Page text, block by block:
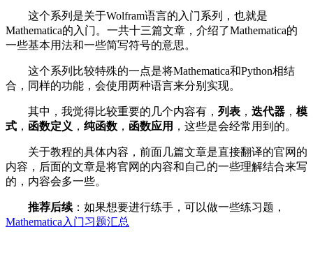
这个系列是关于Wolfram语言的入门系列，也就是
Mathematica的入门。一共十三篇文章，介绍了Mathematica的
一些基本用法和一些简写符号的意思。
这个系列比较特殊的一点是将Mathematica和Python相结
合，同样的功能，会使用两种语言来分别实现。
其中，我觉得比较重要的几个内容有， 列表 ， 迭代器 ， 模
式 ， 函数定义 ， 纯函数 ， 函数应用 ，这些是会经常用到的。
关于教程的具体内容，前面几篇文章是直接翻译的官网的
内容，后面的文章是将官网的内容和自己的一些理解结合来写
的，内容会多一些。
推荐后续：如果想要进行练手，可以做一些练习题，
Mathematica入门习题汇总